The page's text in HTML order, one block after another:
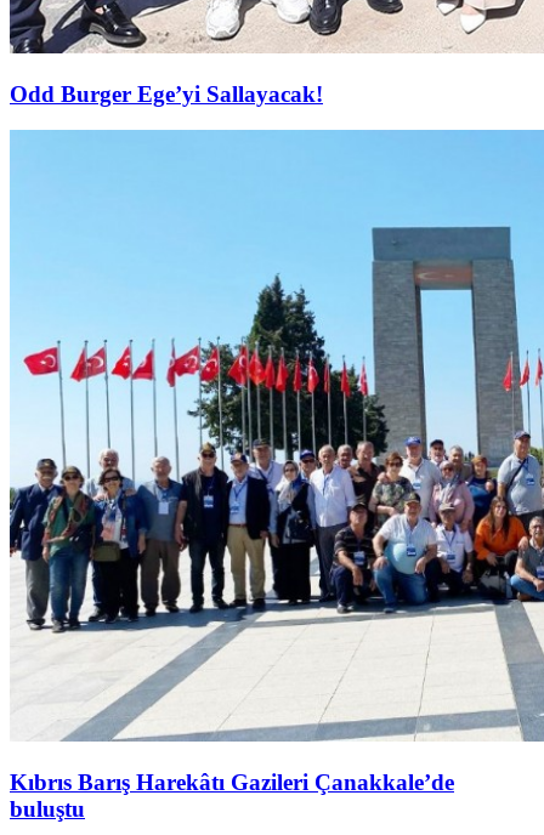
Odd Burger Ege’yi Sallayacak!
Kıbrıs Barış Harekâtı Gazileri Çanakkale’de
buluştu